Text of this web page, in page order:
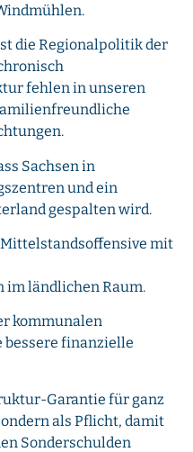
die Regionalpolitik der
fehlen in unseren
Sachsen in
und ein
gespalten wird.
mit
ländlichen Raum.
kommunalen
bessere finanzielle
Garantie für ganz
als Pflicht, damit
Sonderschulden